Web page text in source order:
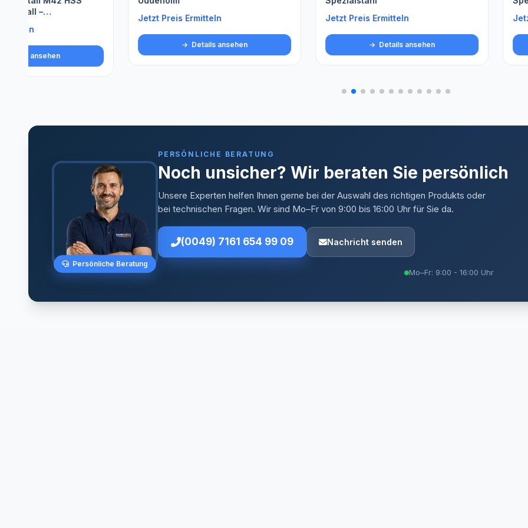
Jetzt Preis Ermitteln
Details ansehen
Persönliche Beratung
PERSÖNLICHE BERATUNG
Noch unsicher? Wir beraten Sie persönlich
Unsere Experten helfen Ihnen gerne bei der Auswahl des richtigen Produkts oder
bei technischen Fragen. Wir sind Mo–Fr von 9:00 bis 16:00 Uhr für Sie da.
(0049) 7161 654 99 09 Nachricht senden
Mo–Fr: 9:00 - 16:00 Uhr